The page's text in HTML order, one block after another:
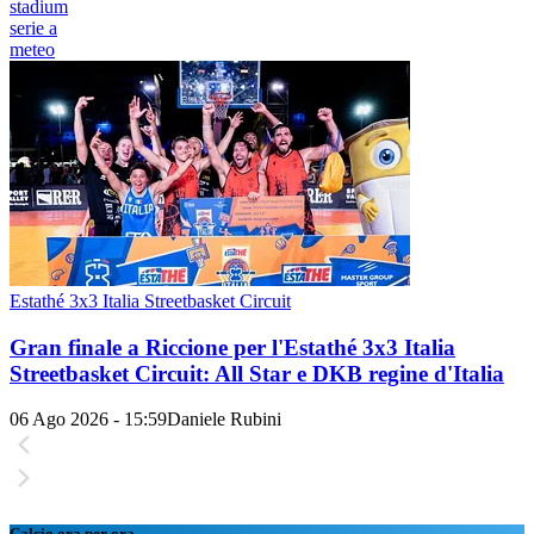
stadium
serie a
meteo
Estathé 3x3 Italia Streetbasket Circuit
Gran finale a Riccione per l'Estathé 3x3 Italia
Streetbasket Circuit: All Star e DKB regine d'Italia
06 Ago 2026 - 15:59Daniele Rubini